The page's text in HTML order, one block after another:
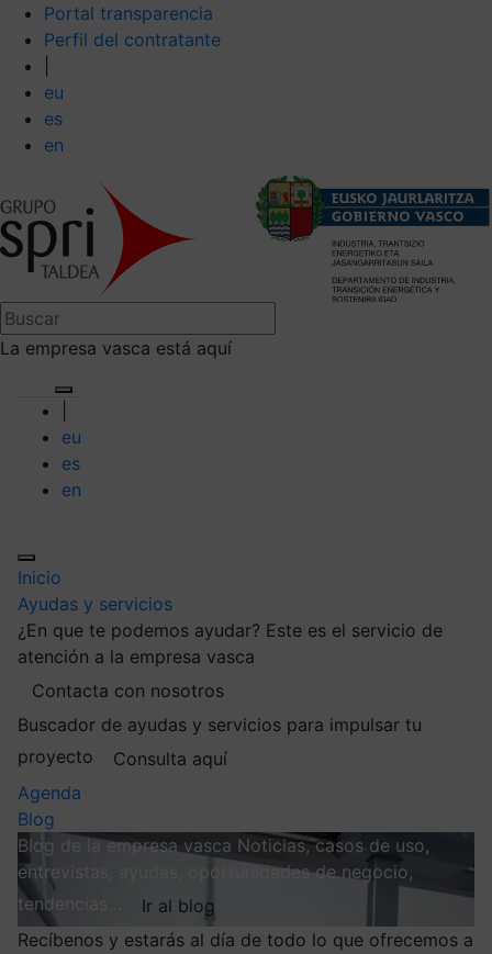
Portal transparencia
Perfil del contratante
eu
es
en
La empresa vasca está aquí
eu
es
en
Inicio
Ayudas y servicios
¿En que te podemos ayudar? Este es el servicio de
atención a la empresa vasca
Contacta con nosotros
Buscador de ayudas y servicios para impulsar tu
proyecto
Consulta aquí
Agenda
Blog
Blog de la empresa vasca Noticias, casos de uso,
entrevistas, ayudas, oportunidades de negocio,
tendencias…
Ir al blog
Recíbenos y estarás al día de todo lo que ofrecemos a